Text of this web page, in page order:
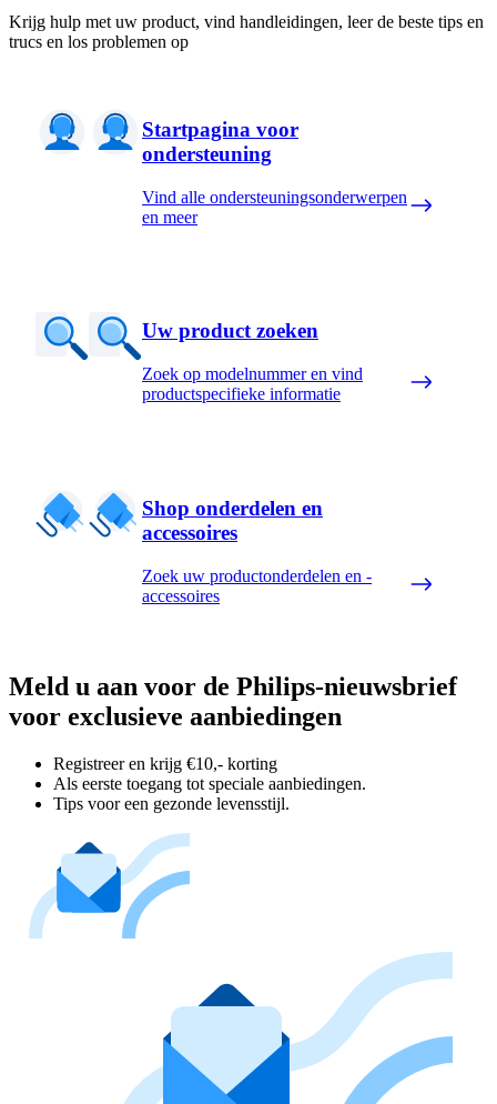
Krijg hulp met uw product, vind handleidingen, leer de beste tips en
trucs en los problemen op
Startpagina voor
ondersteuning
Vind alle ondersteuningsonderwerpen
en meer
Uw product zoeken
Zoek op modelnummer en vind
productspecifieke informatie
Shop onderdelen en
accessoires
Zoek uw productonderdelen en -
accessoires
Meld u aan voor de Philips-nieuwsbrief
voor exclusieve aanbiedingen
Registreer en krijg €10,- korting
Als eerste toegang tot speciale aanbiedingen.
Tips voor een gezonde levensstijl.